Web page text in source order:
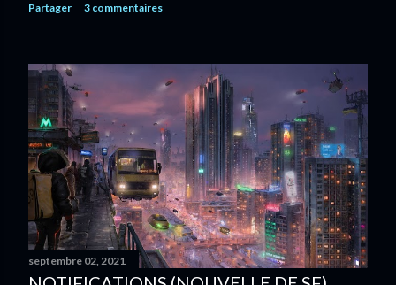
Partager 3 commentaires
septembre 02, 2021